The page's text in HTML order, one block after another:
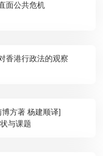
者：宋功德] 直面公共危机
方著 杨建顺译]
与课题